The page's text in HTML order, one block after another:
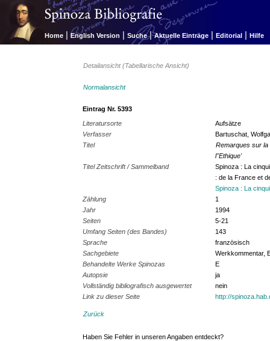
Home | English Version | Suche | Aktuelle Einträge | Editorial | Hilfe
Detailansicht (Tabellarische Ansicht)
Normalansicht
Eintrag Nr. 5393
Literatursorte
Aufsätze
Verfasser
Bartuschat,
Titel
Remarques sur la
l''Ethique'
Titel Zeitschrift / Sammelband
Spinoza : La
: de la France et
Spinoza : La
Zählung
1
Jahr
1994
Seiten
5-21
Umfang Seiten (des Bandes)
143
Sprache
französisch
Sachgebiete
Werkkommentar,
Behandelte Werke Spinozas
E
Autopsie
ja
Vollständig bibliografisch ausgewertet
nein
Link zu dieser Seite
http://
Zurück
Haben Sie Fehler in unseren Angaben entdeckt?